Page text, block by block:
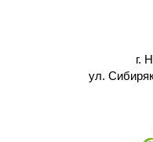
г.
ул.